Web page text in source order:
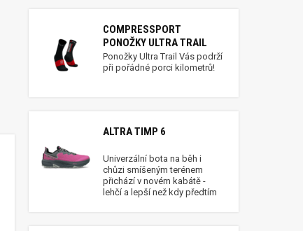
COMPRESSPORT
PONOŽKY ULTRA TRAIL
Ponožky Ultra Trail Vás podrží
při pořádné porci kilometrů!
ALTRA TIMP 6
Univerzální bota na běh i
chůzi smíšeným terénem
přichází v novém kabátě -
lehčí a lepší než kdy předtím